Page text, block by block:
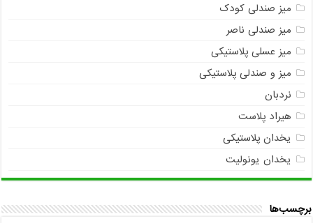
میز صندلی کودک
میز صندلی ناصر
میز عسلی پلاستیکی
میز و صندلی پلاستیکی
نردبان
هیراد پلاست
یخدان پلاستیکی
یخدان یونولیت
برچسب‌ها